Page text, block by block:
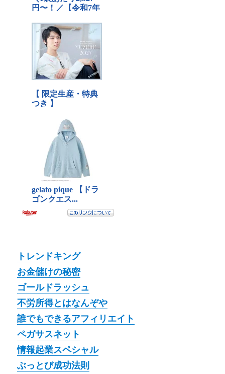
トレンドキング
お金儲けの秘密
ゴールドラッシュ
不労所得とはなんぞや
誰でもできるアフィリエイト
ペガサスネット
情報起業スペシャル
ぶっとび成功法則